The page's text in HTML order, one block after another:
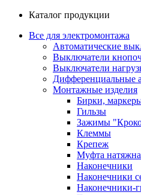
Каталог продукции
Все для электромонтажа
Автоматические
Выключатели
Выключатели
Дифференциальные
Монтажные изделия
Бирки,
Гильзы
Зажимы
Клеммы
Крепеж
Муфта
Наконечники
Наконечники
Наконечники-